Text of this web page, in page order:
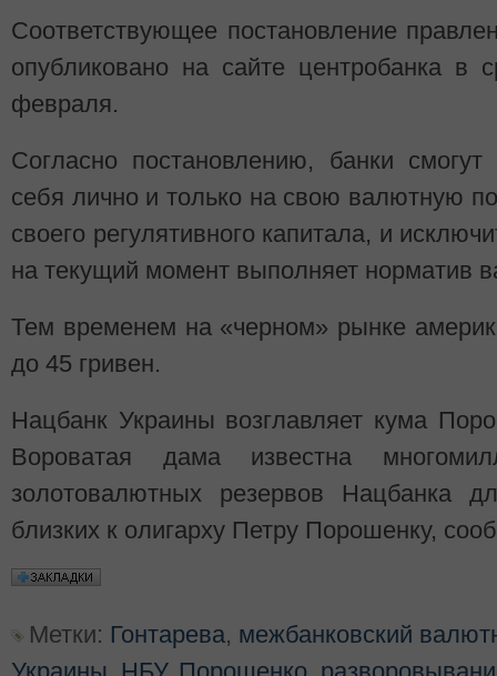
Соответствующее постановление
опубликовано на сайте центробанка в
февраля.
Согласно постановлению, банки
себя лично и только на свою валютную
своего регулятивного капитала, и
на текущий момент выполняет норматив
Тем временем на «черном» рынке
до 45 гривен.
Нацбанк Украины возглавляет кума
Вороватая дама известна
золотовалютных резервов Нацбанка
близких к олигарху Петру Порошенку,
Метки: Гонтарева, межбанковский